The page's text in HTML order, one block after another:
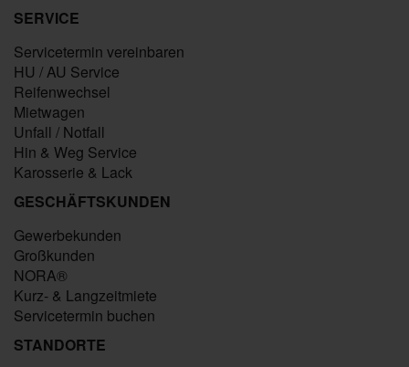
SERVICE
Servicetermin vereinbaren
HU / AU Service
Reifenwechsel
Mietwagen
Unfall / Notfall
Hin & Weg Service
Karosserie & Lack
GESCHÄFTSKUNDEN
Gewerbekunden
Großkunden
NORA®
Kurz- & Langzeitmiete
Servicetermin buchen
STANDORTE